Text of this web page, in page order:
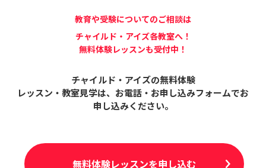
教育や受験についてのご相談は
チャイルド・アイズ各教室へ！
無料体験レッスンも受付中！
チャイルド・アイズの無料体験
レッスン・教室見学は、 お電話・お申し込みフォームでお
申し込みください。
無料体験レッスンを申し込む